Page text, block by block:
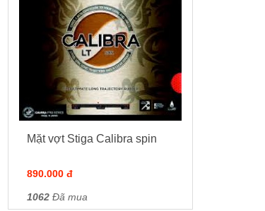
Mặt vợt Stiga Calibra spin
890.000 đ
1062Đã mua